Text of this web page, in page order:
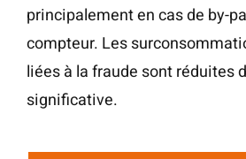
principalement en cas de by-
compteur. Les
liées à la fraude sont réduites
significative.